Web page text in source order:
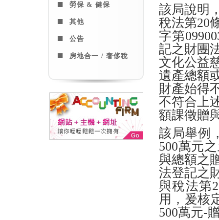
勞保 & 健保
其他
公告
房地合一 / 奢侈稅
該局說明
稅法第20
字第
記之財團
文化公益
遺產總額
財產始得
不符合上
額課徵贈
該局舉例
500萬元
與總額之
法登記之
與稅法第
用，爰核
500萬元-